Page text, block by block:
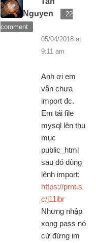
Nguyen
22
comment
05/04/2018 at
9:11 am
Anh ơi em
vẫn chưa
import đc.
Em tải file
mysql lên thu
mục
public_html
sau đó dùng
lệnh import:
https://prnt.s
c/j11ibr
Nhưng nhập
xong pass nó
cứ đứng im